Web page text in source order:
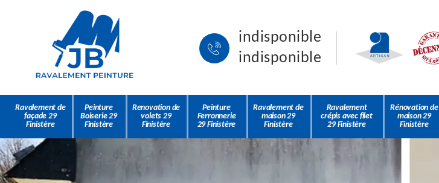
indisponible
indisponible
Ravalement de
façade 29
Finistère
Peinture
Boiserie 29
Finistère
Renovation de
volets 29
Finistère
Peinture
Ferronnerie
29 Finistère
Ravalement de
maison 29
Finistère
Ravalement
crépis avec filet
29 Finistère
Rénovation de
maison 29
Finistère